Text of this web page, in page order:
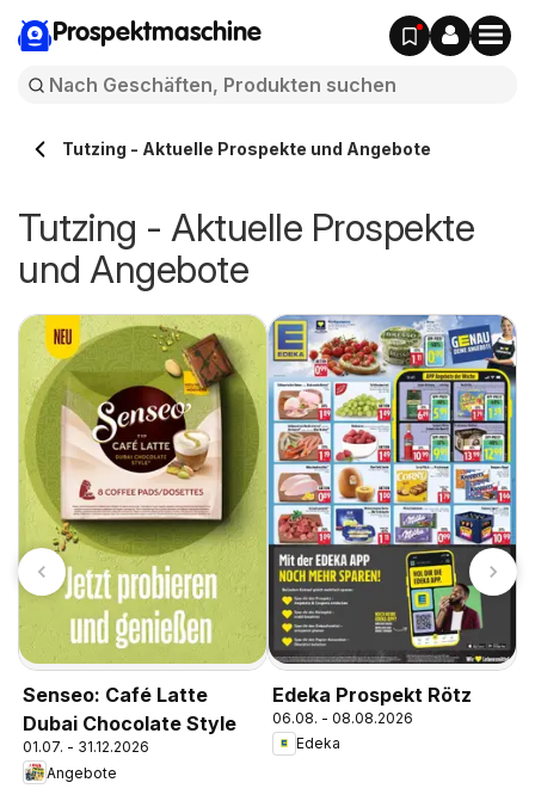
Prospektmaschine
Tutzing - Aktuelle Prospekte und Angebote
Tutzing - Aktuelle Prospekte
und Angebote
Senseo: Café Latte
Dubai Chocolate Style
01.07. - 31.12.2026
Angebote
Edeka Prospekt Rötz
06.08. - 08.08.2026
Edeka